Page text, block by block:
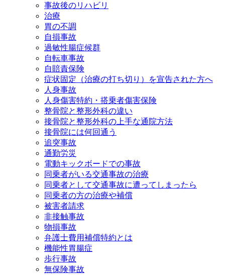
事故後のリハビリ
治療
胃の不調
自損事故
過敏性腸症候群
自転車事故
自賠責保険
症状固定（治療の打ち切り）を宣告された方へ
人身事故
人身傷害特約・搭乗者傷害保険
整骨院と整形外科の違い
接骨院と整形外科の上手な通院方法
接骨院には何回通う
追突事故
通勤労災
電動キックボードでの事故
同乗者がいる交通事故の治療
同乗者として交通事故に遭ってしまったら
同乗者の方の治療や補償
被害者請求
非接触事故
物損事故
弁護士費用補償特約とは
機能性胃腸症
歩行事故
無保険事故